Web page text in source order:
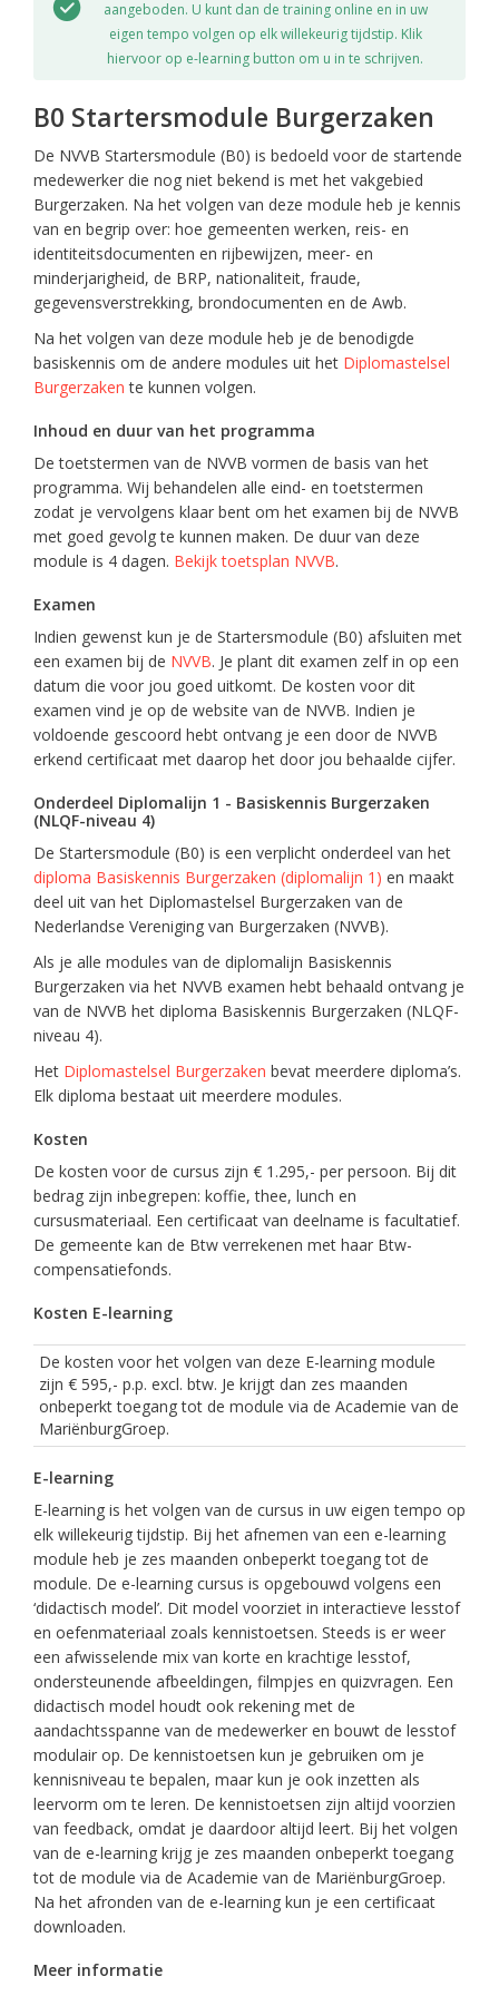
aangeboden. U kunt dan de training online en in uw
eigen tempo volgen op elk willekeurig tijdstip. Klik
hiervoor op e-learning button om u in te schrijven.
B0 Startersmodule Burgerzaken
De NVVB Startersmodule (B0) is bedoeld voor de startende
medewerker die nog niet bekend is met het vakgebied
Burgerzaken. Na het volgen van deze module heb je kennis
van en begrip over: hoe gemeenten werken, reis- en
identiteitsdocumenten en rijbewijzen, meer- en
minderjarigheid, de BRP, nationaliteit, fraude,
gegevensverstrekking, brondocumenten en de Awb.
Na het volgen van deze module heb je de benodigde
basiskennis om de andere modules uit het Diplomastelsel
Burgerzaken te kunnen volgen.
Inhoud en duur van het programma
De toetstermen van de NVVB vormen de basis van het
programma. Wij behandelen alle eind- en toetstermen
zodat je vervolgens klaar bent om het examen bij de NVVB
met goed gevolg te kunnen maken. De duur van deze
module is 4 dagen. Bekijk toetsplan NVVB.
Examen
Indien gewenst kun je de Startersmodule (B0) afsluiten met
een examen bij de NVVB. Je plant dit examen zelf in op een
datum die voor jou goed uitkomt. De kosten voor dit
examen vind je op de website van de NVVB. Indien je
voldoende gescoord hebt ontvang je een door de NVVB
erkend certificaat met daarop het door jou behaalde cijfer.
Onderdeel Diplomalijn 1 - Basiskennis Burgerzaken
(NLQF-niveau 4)
De Startersmodule (B0) is een verplicht onderdeel van het
diploma Basiskennis Burgerzaken (diplomalijn 1) en maakt
deel uit van het Diplomastelsel Burgerzaken van de
Nederlandse Vereniging van Burgerzaken (NVVB).
Als je alle modules van de diplomalijn Basiskennis
Burgerzaken via het NVVB examen hebt behaald ontvang je
van de NVVB het diploma Basiskennis Burgerzaken (NLQF-
niveau 4).
Het Diplomastelsel Burgerzaken bevat meerdere diploma’s.
Elk diploma bestaat uit meerdere modules.
Kosten
De kosten voor de cursus zijn € 1.295,- per persoon. Bij dit
bedrag zijn inbegrepen: koffie, thee, lunch en
cursusmateriaal. Een certificaat van deelname is facultatief.
De gemeente kan de Btw verrekenen met haar Btw-
compensatiefonds.
Kosten E-learning
De kosten voor het volgen van deze E-learning module
zijn € 595,- p.p. excl. btw. Je krijgt dan zes maanden
onbeperkt toegang tot de module via de Academie van de
MariënburgGroep.
E-learning
E-learning is het volgen van de cursus in uw eigen tempo op
elk willekeurig tijdstip. Bij het afnemen van een e-learning
module heb je zes maanden onbeperkt toegang tot de
module. De e-learning cursus is opgebouwd volgens een
‘didactisch model’. Dit model voorziet in interactieve lesstof
en oefenmateriaal zoals kennistoetsen. Steeds is er weer
een afwisselende mix van korte en krachtige lesstof,
ondersteunende afbeeldingen, filmpjes en quizvragen. Een
didactisch model houdt ook rekening met de
aandachtsspanne van de medewerker en bouwt de lesstof
modulair op. De kennistoetsen kun je gebruiken om je
kennisniveau te bepalen, maar kun je ook inzetten als
leervorm om te leren. De kennistoetsen zijn altijd voorzien
van feedback, omdat je daardoor altijd leert. Bij het volgen
van de e-learning krijg je zes maanden onbeperkt toegang
tot de module via de Academie van de MariënburgGroep.
Na het afronden van de e-learning kun je een certificaat
downloaden.
Meer informatie